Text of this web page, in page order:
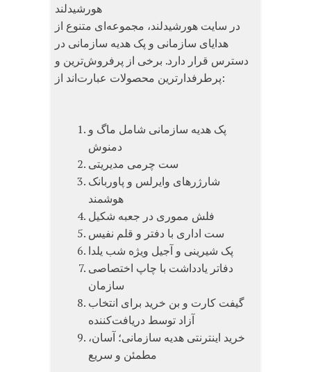
هورشیدلند
در سایت هورشیدلند، مجموعه‌ای متنوع از
هدایای سازمانی و پک هدیه سازمانی در
دسترس قرار دارد. برخی از پرفروش‌ترین و
پرطرفدارترین محصولات عبارت‌اند از:
پک هدیه سازمانی شامل ماگ و
دمنوش
ست چرمی مدیریتی
شارژرهای وایرلس و پاوربانک
هوشمند
فلش مموری در جعبه شکیل
ست اداری با دفتر و قلم نفیس
پک شیرینی و آجیل ویژه شب یلدا
دفاتر یادداشت با چاپ اختصاصی
سازمان
گیفت کارت و بن خرید برای انتخاب
آزاد توسط دریافت‌کننده
خرید اینترنتی هدیه سازمانی؛ آسان،
مطمئن و سریع